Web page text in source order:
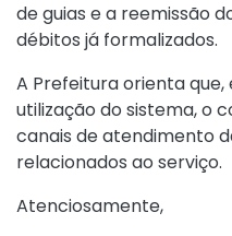
de guias e a reemissão
débitos já formalizados.
A Prefeitura orienta
utilização do sistema, o
canais de atendimento
relacionados ao serviço.
Atenciosamente,